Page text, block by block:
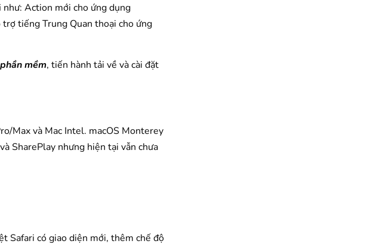
Action mới cho ứng dụng
tiếng Trung Quan thoại cho ứng
mềm, tiến hành tải về và cài đặt
Max và Mac Intel. macOS Monterey
SharePlay nhưng hiện tại vẫn chưa
Safari có giao diện mới, thêm chế độ